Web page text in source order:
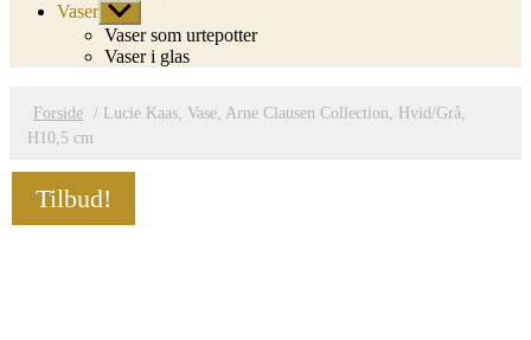
Vaser Vis
undermenu
Vaser som urtepotter
Vaser i glas
Forside / Lucie Kaas, Vase, Arne Clausen Collection, Hvid/Grå,
H10,5 cm
Tilbud!